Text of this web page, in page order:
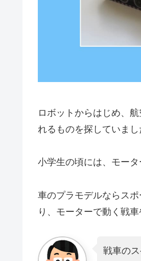
ロボットからはじめ、
れるものを探していまし
小学生の頃には、モー
車のプラモデルならス
り、モーターで動く戦
戦車の